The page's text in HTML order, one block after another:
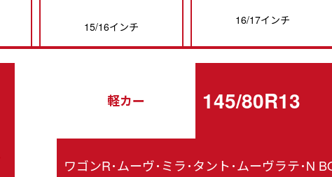
15/16インチ 16/17インチ
軽カー 145/80R13
ワゴンR･ムーヴ･ミラ･タント･ムーヴラテ･N